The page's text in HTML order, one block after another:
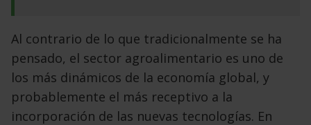
Al contrario de lo que tradicionalmente se ha
pensado, el sector agroalimentario es uno de
los más dinámicos de la economía global, y
probablemente el más receptivo a la
incorporación de las nuevas tecnologías. En